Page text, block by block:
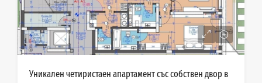
Уникален четиристаен апартамент със собствен двор в